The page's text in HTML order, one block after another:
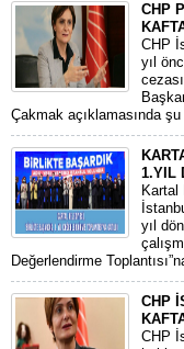
CHP
CHP
yıl
Çakmak açıklamasında
1.YIL
Kartal
yıl
Değerlendirme
CHP
CHP